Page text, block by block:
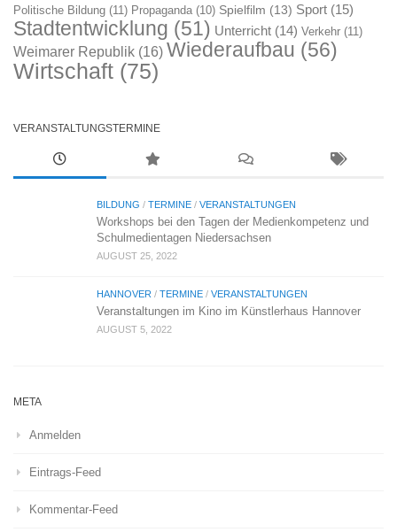
Politische Bildung (11) Propaganda (10) Spielfilm (13) Sport (15)
Stadtentwicklung (51) Unterricht (14) Verkehr (11)
Weimarer Republik (16) Wiederaufbau (56)
Wirtschaft (75)
VERANSTALTUNGSTERMINE
BILDUNG / TERMINE / VERANSTALTUNGEN
Workshops bei den Tagen der Medienkompetenz und
Schulmedientagen Niedersachsen
AUGUST 25, 2022
HANNOVER / TERMINE / VERANSTALTUNGEN
Veranstaltungen im Kino im Künstlerhaus Hannover
AUGUST 5, 2022
META
Anmelden
Eintrags-Feed
Kommentar-Feed